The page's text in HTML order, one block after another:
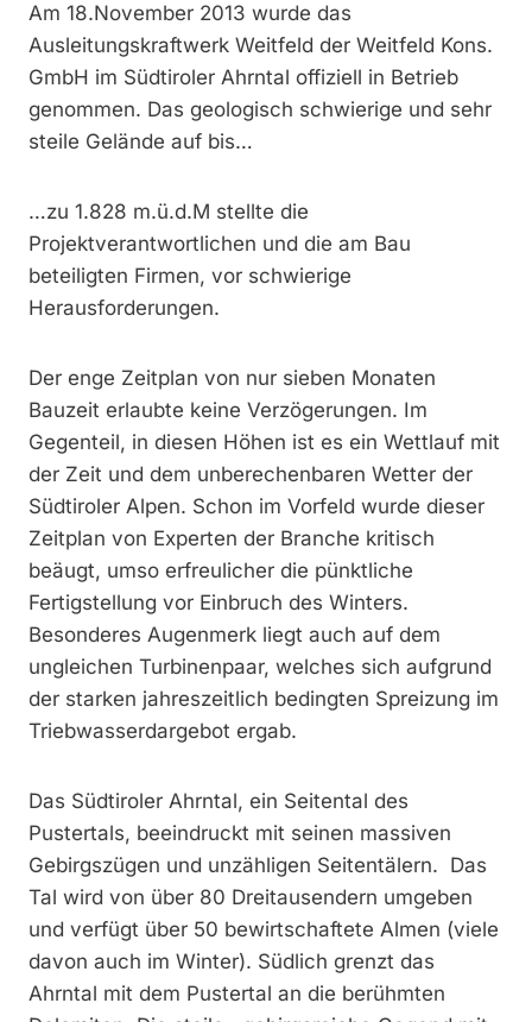
Am 18.November 2013 wurde das
Ausleitungskraftwerk Weitfeld der Weitfeld Kons.
GmbH im Südtiroler Ahrntal offiziell in Betrieb
genommen. Das geologisch schwierige und sehr
steile Gelände auf bis…
…zu 1.828 m.ü.d.M stellte die
Projektverantwortlichen und die am Bau
beteiligten Firmen, vor schwierige
Herausforderungen.
Der enge Zeitplan von nur sieben Monaten
Bauzeit erlaubte keine Verzögerungen. Im
Gegenteil, in diesen Höhen ist es ein Wettlauf mit
der Zeit und dem unberechenbaren Wetter der
Südtiroler Alpen. Schon im Vorfeld wurde dieser
Zeitplan von Experten der Branche kritisch
beäugt, umso erfreulicher die pünktliche
Fertigstellung vor Einbruch des Winters.
Besonderes Augenmerk liegt auch auf dem
ungleichen Turbinenpaar, welches sich aufgrund
der starken jahreszeitlich bedingten Spreizung im
Triebwasserdargebot ergab.
Das Südtiroler Ahrntal, ein Seitental des
Pustertals, beeindruckt mit seinen massiven
Gebirgszügen und unzähligen Seitentälern. Das
Tal wird von über 80 Dreitausendern umgeben
und verfügt über 50 bewirtschaftete Almen (viele
davon auch im Winter). Südlich grenzt das
Ahrntal mit dem Pustertal an die berühmten